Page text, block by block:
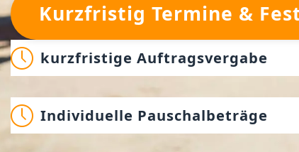
Kurzfristig Termine &
kurzfristige Auftragsvergabe
Individuelle Pauschalbeträge